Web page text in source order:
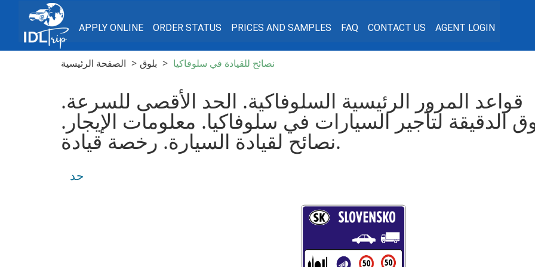
APPLY ONLINE ORDER STATUS PRICES AND SAMPLES FAQ CONTACT US AGENT LOGIN
الصفحة الرئيسية بلوق نصائح للقيادة في سلوفاكيا
قواعد المرور الرئيسية السلوفاكية. الحد الأقصى للسرعة.
الدقيقة لتأجير السيارات في سلوفاكيا. معلومات الإيجار.
نصائح لقيادة السيارة. رخصة قيادة.
حد